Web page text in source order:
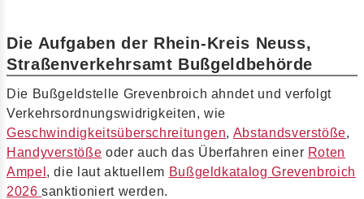
Die Aufgaben der Rhein-Kreis Neuss,
Straßenverkehrsamt Bußgeldbehörde
Die Bußgeldstelle Grevenbroich ahndet und verfolgt
Verkehrsordnungswidrigkeiten, wie
Geschwindigkeitsüberschreitungen, Abstandsverstöße,
Handyverstöße oder auch das Überfahren einer Roten
Ampel , die laut aktuellem Bußgeldkatalog Grevenbroich
2026sanktioniert werden.